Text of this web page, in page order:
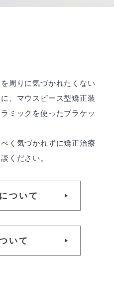
周りに気づかれたくない
、マウスピース型矯正装
ミックを使ったブラケッ
く気づかれずに矯正治療
ください。
ついて
いて